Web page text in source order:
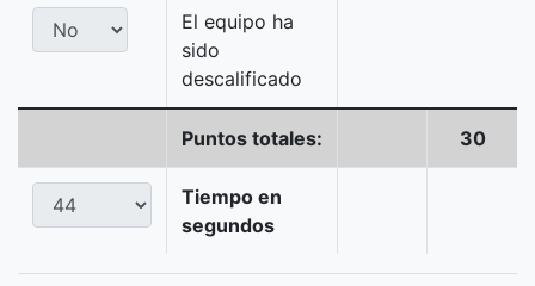
El equipo ha
sido
descalificado
Puntos totales: 30
Tiempo en
segundos